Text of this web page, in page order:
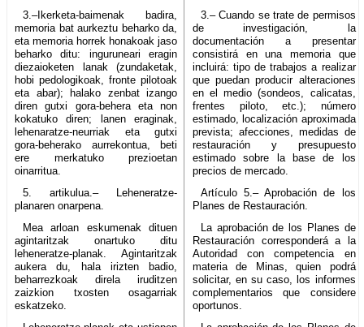
3.–Ikerketa-baimenak badira,
memoria bat aurkeztu beharko da,
eta memoria horrek honakoak jaso
beharko ditu: inguruneari eragin
diezaioketen lanak (zundaketak,
hobi pedologikoak, fronte pilotoak
eta abar); halako zenbat izango
diren gutxi gora-behera eta non
kokatuko diren; lanen eraginak,
lehenaratze-neurriak eta gutxi
gora-beherako aurrekontua, beti
ere merkatuko prezioetan
oinarritua.
3.– Cuando se trate de permisos
de investigación, la
documentación a presentar
consistirá en una memoria que
incluirá: tipo de trabajos a realizar
que puedan producir alteraciones
en el medio (sondeos, calicatas,
frentes piloto, etc.); número
estimado, localización aproximada
prevista; afecciones, medidas de
restauración y presupuesto
estimado sobre la base de los
precios de mercado.
5. artikulua.– Leheneratze-
planaren onarpena.
Artículo 5.– Aprobación de los
Planes de Restauración.
Mea arloan eskumenak dituen
agintaritzak onartuko ditu
leheneratze-planak. Agintaritzak
aukera du, hala irizten badio,
beharrezkoak direla iruditzen
zaizkion txosten osagarriak
eskatzeko.
La aprobación de los Planes de
Restauración corresponderá a la
Autoridad con competencia en
materia de Minas, quien podrá
solicitar, en su caso, los informes
complementarios que considere
oportunos.